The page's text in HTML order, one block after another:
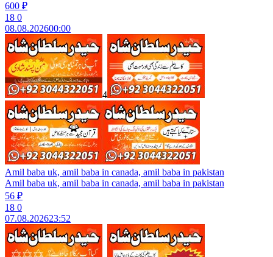
600 ₽
18 0
08.08.202600:00
4
Amil baba uk, amil baba in canada, amil baba in pakistan
Amil baba uk, amil baba in canada, amil baba in pakistan
56 ₽
18 0
07.08.202623:52